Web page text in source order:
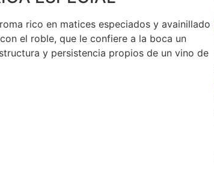
rico en matices especiados y avainillado
el roble, que le confiere a la boca un
y persistencia propios de un vino de